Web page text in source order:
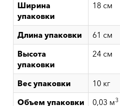
Ширина
упаковки
18 см
Длина упаковки
61 см
Высота
упаковки
24 см
Вес упаковки
10 кг
Объем упаковки
0,03 м3